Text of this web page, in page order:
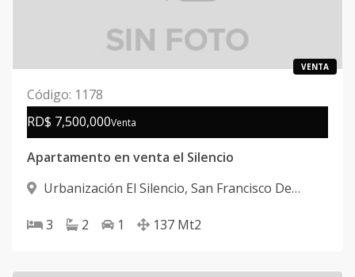
VENTA
Código: 1178
RD$ 7,500,000Venta
Apartamento en venta el Silencio
Urbanización El Silencio, San Francisco De
3
2 1 137 Mt2